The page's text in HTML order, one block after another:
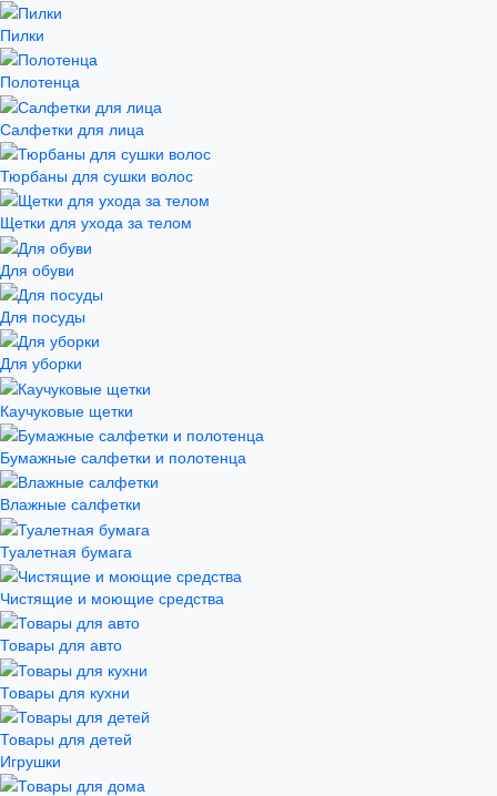
Пилки
Полотенца
Салфетки для лица
Тюрбаны для сушки волос
Щетки для ухода за телом
Для обуви
Для посуды
Для уборки
Каучуковые щетки
Бумажные салфетки и полотенца
Влажные салфетки
Туалетная бумага
Чистящие и моющие средства
Товары для авто
Товары для кухни
Товары для детей
Игрушки